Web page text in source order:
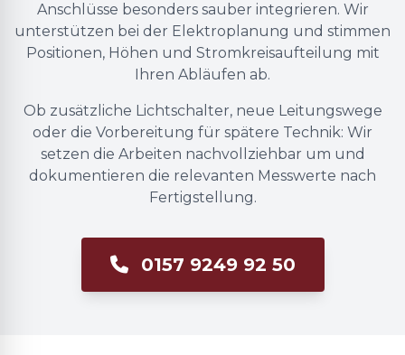
Anschlüsse besonders sauber integrieren. Wir
unterstützen bei der Elektroplanung und stimmen
Positionen, Höhen und Stromkreisaufteilung mit
Ihren Abläufen ab.
Ob zusätzliche Lichtschalter, neue Leitungswege
oder die Vorbereitung für spätere Technik: Wir
setzen die Arbeiten nachvollziehbar um und
dokumentieren die relevanten Messwerte nach
Fertigstellung.
0157 9249 92 50